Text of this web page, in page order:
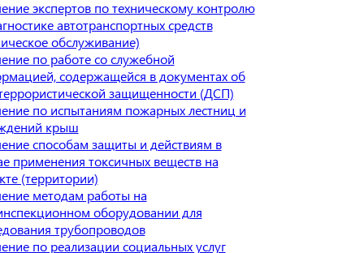
экспертов по техническому контролю
автотранспортных средств
обслуживание)
по работе со служебной
содержащейся в документах об
защищенности (ДСП)
по испытаниям пожарных лестниц и
крыш
способам защиты и действиям в
применения токсичных веществ на
(территории)
методам работы на
оборудовании для
трубопроводов
по реализации социальных услуг